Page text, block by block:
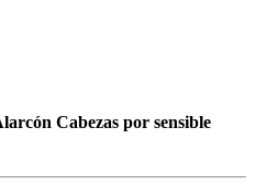
Cabezas por sensible